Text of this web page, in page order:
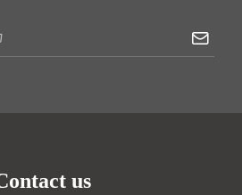
us